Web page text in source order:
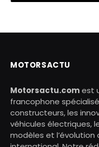
MOTORSACTU
Motorsactu.comest
francophone
constructeurs, les
véhicules électriques,
modèles et